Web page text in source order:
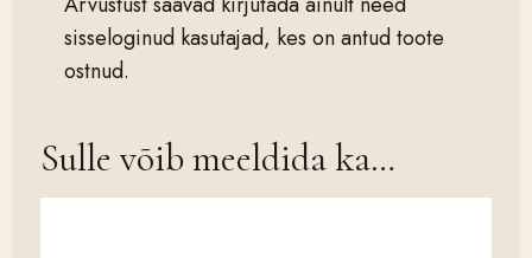
sisseloginud kasutajad, kes on antud toote
ostnud.
Sulle võib meeldida ka…